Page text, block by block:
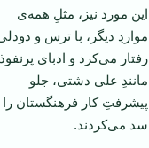
این مورد نیز، مثلِ همه‌ی
مواردِ دیگر، با ترس و
رفتار می‌كرد و ادبای
مانندِ علی دشتی، جلو
پیشرفتِ كار فرهنگستان را
سد می‌كردند.